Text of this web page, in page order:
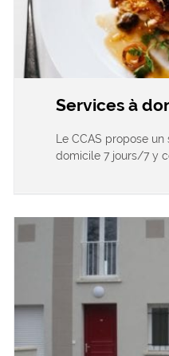
Services à
Le CCAS propose
domicile 7 jours/7 y